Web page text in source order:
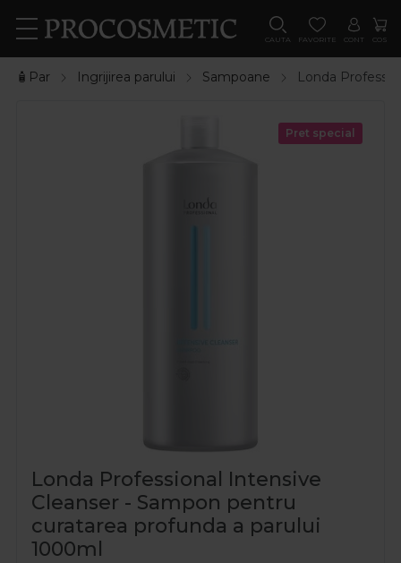
CAUTA FAVORITE CONT COS
🧴Par Ingrijirea parului Sampoane Londa
Pret special
Londa Professional Intensive
Cleanser - Sampon pentru
curatarea profunda a parului
1000ml